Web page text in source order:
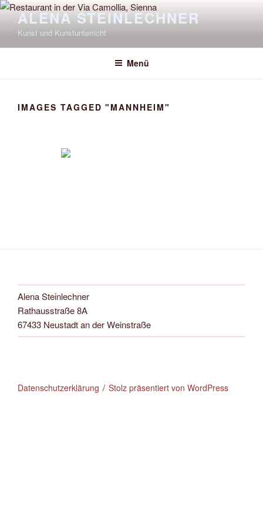
Zum
Inhalt
springen
ALENA STEINLECHNER
Kunst und Kunstunterricht
Menü
IMAGES TAGGED "MANNHEIM"
Alena Steinlechner
Rathausstraße 8A
67433 Neustadt an der Weinstraße
Datenschutzerklärung Stolz präsentiert von WordPress